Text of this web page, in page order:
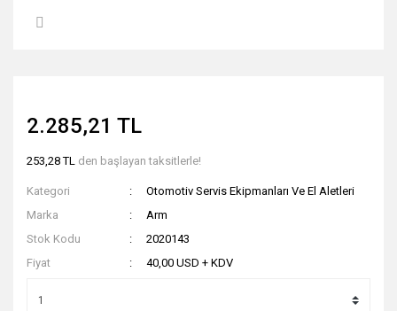
2.285,21 TL
253,28 TL den başlayan taksitlerle!
Kategori
Otomotiv Servis Ekipmanları Ve El Aletleri
Marka
Arm
Stok Kodu
2020143
Fiyat
40,00 USD + KDV